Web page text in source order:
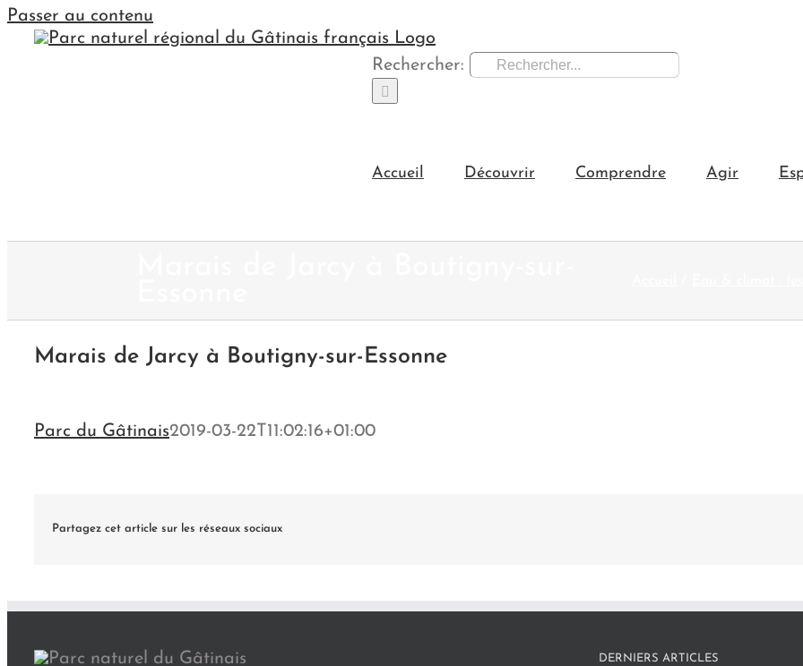
Passer au contenu
Rechercher:
Accueil Découvrir Comprendre Agir
Marais de Jarcy à Boutigny-sur-Essonne
Parc du Gâtinais2019-03-22T11:02:16+01:00
Partagez cet article sur les réseaux sociaux
DERNIERS ARTICLES